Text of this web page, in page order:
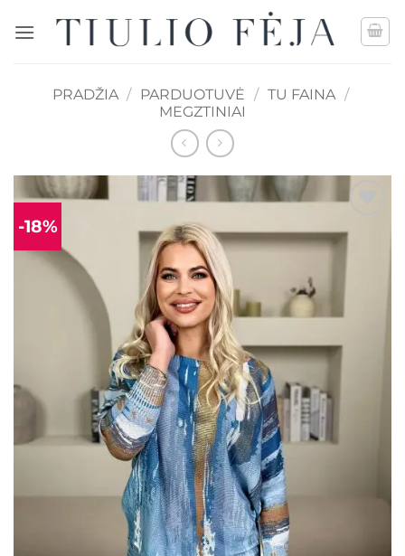
PRADŽIA / PARDUOTUVĖ / TU FAINA /
MEGZTINIAI
-18% Mėgstamiausias